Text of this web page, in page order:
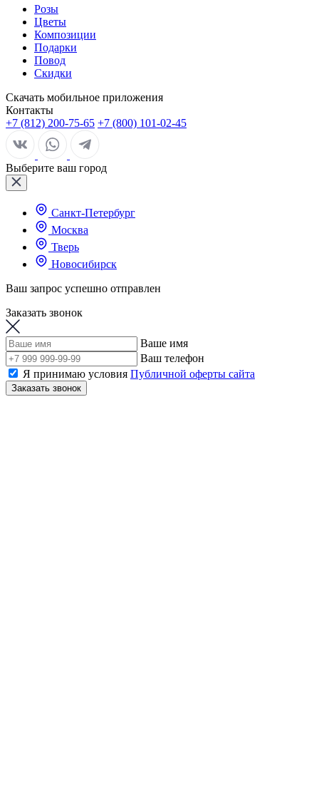
Розы
Цветы
Композиции
Подарки
Повод
Скидки
Скачать мобильное приложения
Контакты
+7 (812) 200-75-65 +7 (800) 101-02-45
Выберите ваш город
Санкт-Петербург
Москва
Тверь
Новосибирск
Ваш запрос успешно отправлен
Заказать звонок
Ваше имя
Ваш телефон
Я принимаю условия Публичной оферты сайта
Заказать звонок